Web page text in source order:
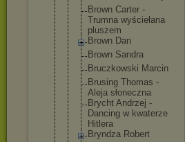
Brown Carter -
Trumna wyściełana
pluszem
Brown Dan
Brown Sandra
Bruczkowski Marcin
Brusing Thomas -
Aleja słoneczna
Brycht Andrzej -
Dancing w kwaterze
Hitlera
Bryndza Robert